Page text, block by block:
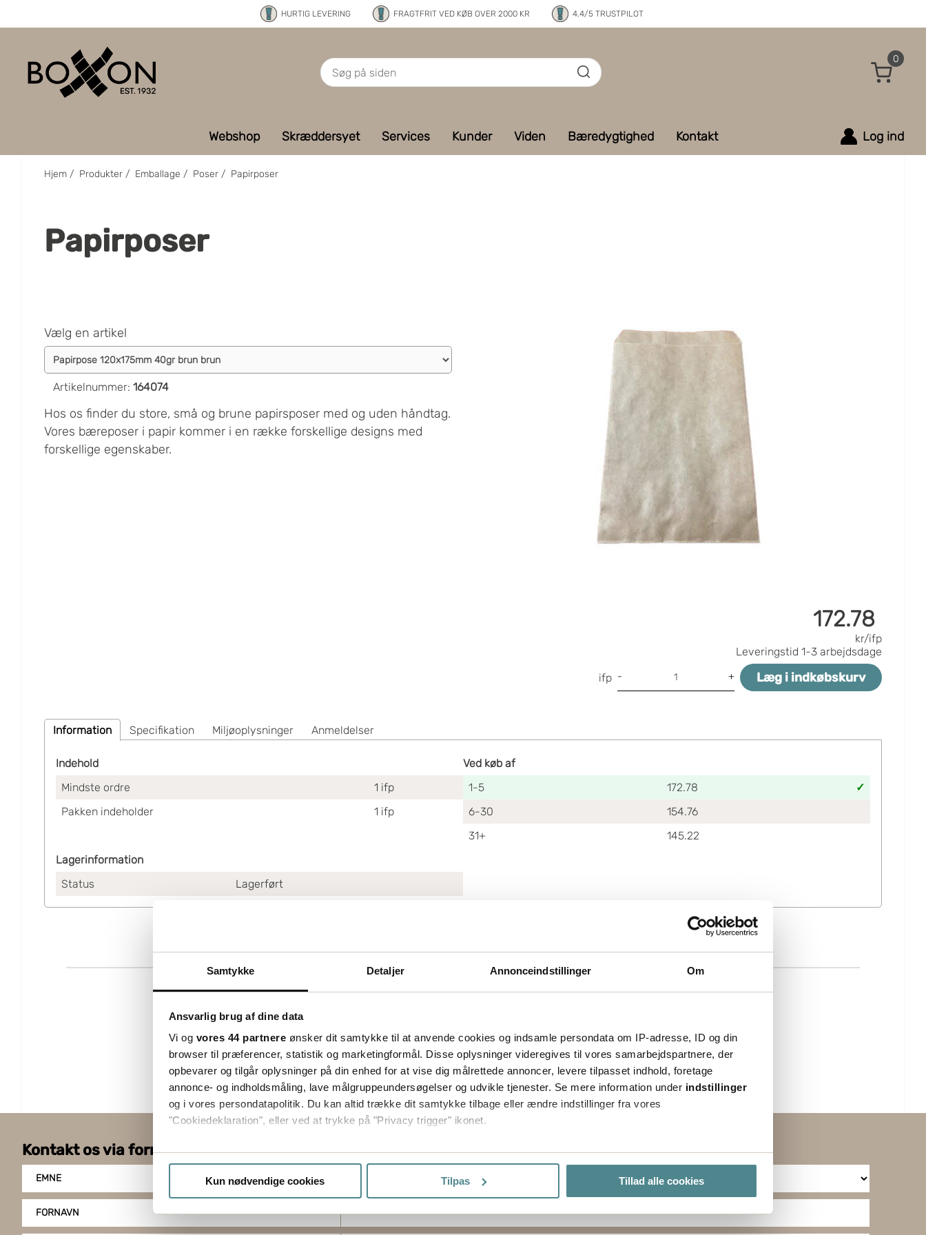
Samtykke Detaljer Annonceindstillinger Om
Ansvarlig brug af dine data
Vi og vores 44 partnere ønsker dit samtykke til at anvende cookies og indsamle persondata om IP-adresse, ID og din
browser til præferencer, statistik og marketingformål. Disse oplysninger videregives til vores samarbejdspartnere, der
opbevarer og tilgår oplysninger på din enhed for at vise dig målrettede annoncer, levere tilpasset indhold, foretage
annonce- og indholdsmåling, lave målgruppeundersøgelser og udvikle tjenester. Se mere information under indstillinger
og i vores persondatapolitik. Du kan altid trække dit samtykke tilbage eller ændre indstillinger fra vores
"Cookiedeklaration", eller ved at trykke på "Privacy trigger" ikonet.
Hvis du tillader det, vil vi også gerne:
Identificere din enhed baseret på en scanning af dens unikke karakteristika (fingerprinting)
Kun nødvendige cookies Tilpas Tillad alle cookies
HURTIG LEVERING FRAGTFRIT VED KØB OVER 2000 KR 4.4/5 TRUSTPILOT
0
Webshop Skræddersyet Services Kunder Viden Bæredygtighed Kontakt Log ind
Hjem / Produkter / Emballage / Poser / Papirposer
Papirposer
Vælg en artikel
Artikelnummer: 164074
Hos os finder du store, små og brune papirsposer med og uden håndtag.
Vores bæreposer i papir kommer i en række forskellige designs med
forskellige egenskaber.
172.78
kr/ifp
Leveringstid 1-3 arbejdsdage
ifp - + Læg i indkøbskurv
Information Specifikation Miljøoplysninger Anmeldelser
Indehold
Mindste ordre
1 ifp
Pakken indeholder
1 ifp
Ved køb af
1-5
172.78
6-30
154.76
31+
145.22
Lagerinformation
Status
Lagerført
Kontakt os via formularen
EMNE
FORNAVN